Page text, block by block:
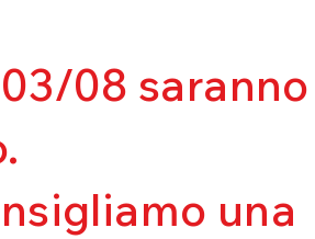
08 saranno
una